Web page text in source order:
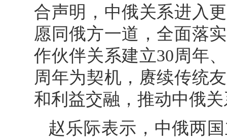
合声明，中俄关系进入
愿同俄方一道，全面落
作伙伴关系建立30周年
周年为契机，赓续传统
和利益交融，推动中俄
赵乐际表示，中俄两